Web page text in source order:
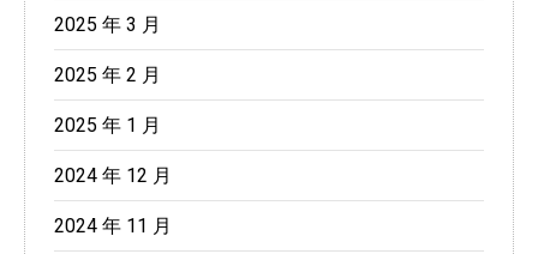
2025 年 3 月
2025 年 2 月
2025 年 1 月
2024 年 12 月
2024 年 11 月